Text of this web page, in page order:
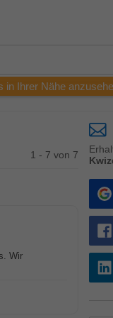
in Ihrer Nähe
1 - 7 von 7
Wir